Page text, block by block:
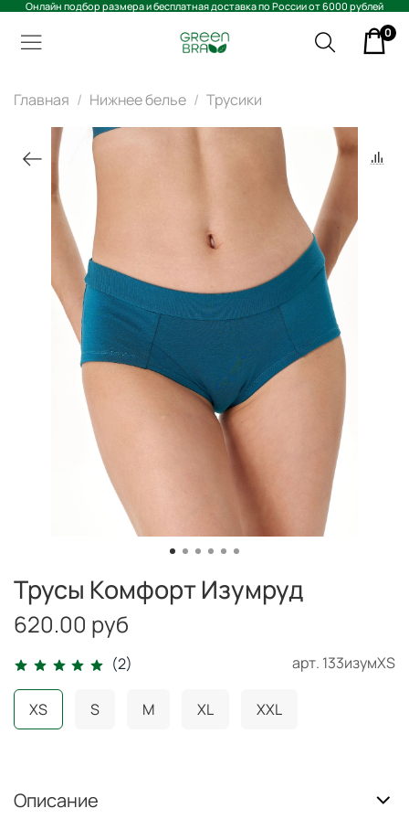
Онлайн подбор размера и бесплатная доставка по России от 6000 рублей
0
Главная Нижнее белье Трусики
(2) арт. 133изумXS
Трусы Комфорт Изумруд
620.00 руб
XS S M XL XXL
Описание